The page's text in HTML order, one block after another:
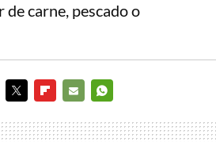
carne, pescado o
MAIL